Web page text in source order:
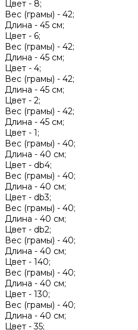
Цвет - 8;
Вес (грамы) - 42;
Длина - 45 см;
Цвет - 6;
Вес (грамы) - 42;
Длина - 45 см;
Цвет - 4;
Вес (грамы) - 42;
Длина - 45 см;
Цвет - 2;
Вес (грамы) - 42;
Длина - 45 см;
Цвет - 1;
Вес (грамы) - 40;
Длина - 40 см;
Цвет - db4;
Вес (грамы) - 40;
Длина - 40 см;
Цвет - db3;
Вес (грамы) - 40;
Длина - 40 см;
Цвет - db2;
Вес (грамы) - 40;
Длина - 40 см;
Цвет - 140;
Вес (грамы) - 40;
Длина - 40 см;
Цвет - 130;
Вес (грамы) - 40;
Длина - 40 см;
Цвет -35;